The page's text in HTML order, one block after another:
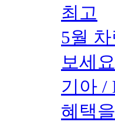
최고
5월
보세
기아 /
혜택